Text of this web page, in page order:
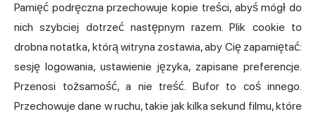
Pamięć podręczna przechowuje kopie treści, abyś mógł do
nich szybciej dotrzeć następnym razem. Plik cookie to
drobna notatka, którą witryna zostawia, aby Cię zapamiętać:
sesję logowania, ustawienie języka, zapisane preferencje.
Przenosi tożsamość, a nie treść. Bufor to coś innego.
Przechowuje dane w ruchu, takie jak kilka sekund filmu, które